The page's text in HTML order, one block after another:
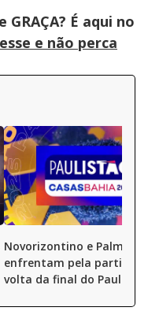
GRAÇA? É aqui no
e não perca
Novorizontino e
enfrentam pela partida
volta da final do